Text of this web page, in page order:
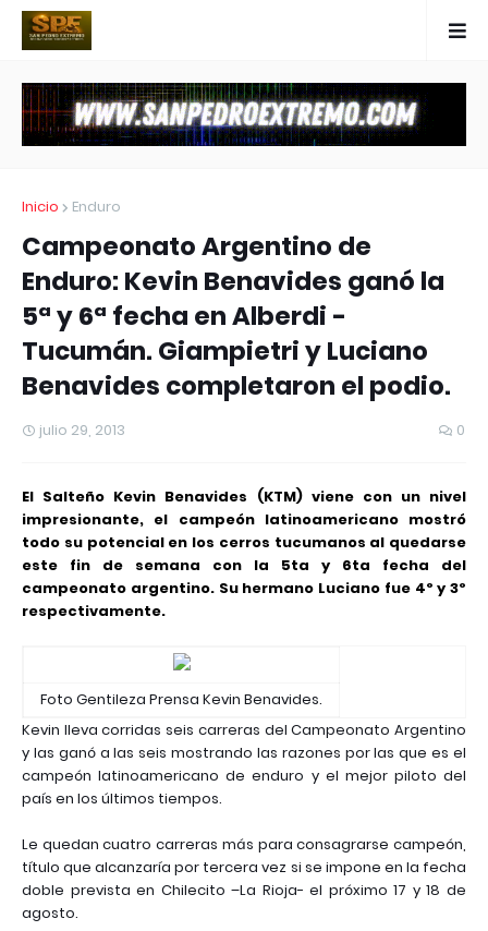
Inicio Enduro
Campeonato Argentino de
Enduro: Kevin Benavides ganó la
5ª y 6ª fecha en Alberdi -
Tucumán. Giampietri y Luciano
Benavides completaron el podio.
julio 29, 2013 0
El Salteño Kevin Benavides (KTM) viene con un nivel
impresionante, el campeón latinoamericano mostró
todo su potencial en los cerros tucumanos al quedarse
este fin de semana con la 5ta y 6ta fecha del
campeonato argentino. Su hermano Luciano fue 4º y 3º
respectivamente.
Foto Gentileza Prensa Kevin Benavides.
Kevin lleva corridas seis carreras del Campeonato Argentino
y las ganó a las seis mostrando las razones por las que es el
campeón latinoamericano de enduro y el mejor piloto del
país en los últimos tiempos.
Le quedan cuatro carreras más para consagrarse campeón,
título que alcanzaría por tercera vez si se impone en la fecha
doble prevista en Chilecito –La Rioja- el próximo 17 y 18 de
agosto.